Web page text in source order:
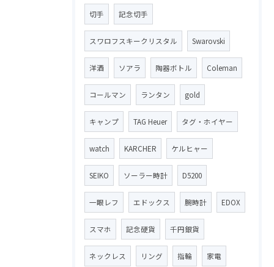
切手 記念切手
スワロフスキークリスタル Swarovski
洋酒 ソアラ 陶器ボトル Coleman
コールマン ランタン gold
キャンプ TAG Heuer タグ・ホイヤー
watch KARCHER ケルヒャー
SEIKO ソーラー時計 D5200
一眼レフ エドックス 腕時計 EDOX
スマホ 記念硬貨 千円銀貨
ネックレス リング 指輪 家電